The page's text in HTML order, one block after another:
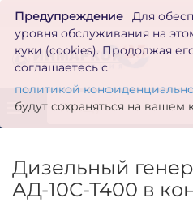
Предупреждение
Для
уровня обслуживания на
куки (cookies). Продолжая
соглашаетесь с
политикой
будут сохраняться на вашем
Дизельный
АД-10С-Т400 в